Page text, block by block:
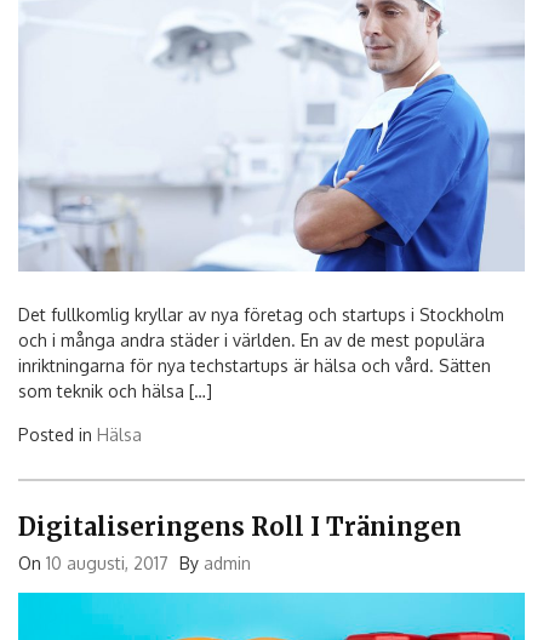
Det fullkomlig kryllar av nya företag och startups i Stockholm
och i många andra städer i världen. En av de mest populära
inriktningarna för nya techstartups är hälsa och vård. Sätten
som teknik och hälsa […]
Posted in Hälsa
Digitaliseringens Roll I Träningen
On 10 augusti, 2017 By admin